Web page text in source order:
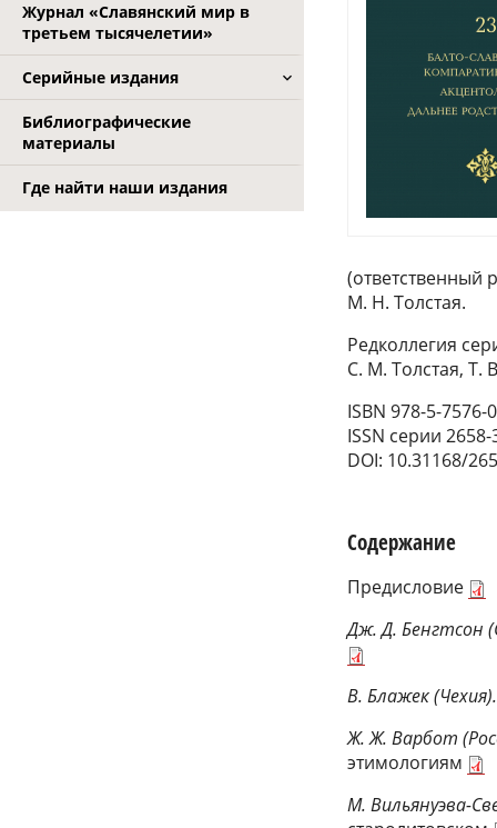
Журнал «Славянский мир в
третьем тысячелетии»
Серийные издания
Библиографические
материалы
Где найти наши издания
(ответственный
М. Н. Толстая.
Редколлегия
С. М. Толстая, Т.
ISBN 978-5-7576-
ISSN серии
DOI: 10.31168/
Содержание
Предисловие
Дж. Д. Бенгтсон
В. Блажек
Ж. Ж. Варбот
этимологиям
М. Вильянуэва-